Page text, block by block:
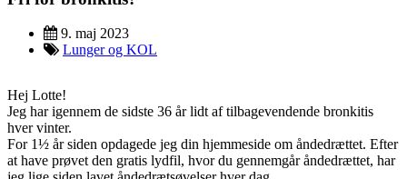
9. maj 2023
Lunger og KOL
Hej Lotte!
Jeg har igennem de sidste 36 år lidt af tilbagevendende bronkitis
hver vinter.
For 1½ år siden opdagede jeg din hjemmeside om åndedrættet. Efter
at have prøvet den gratis lydfil, hvor du gennemgår åndedrættet, har